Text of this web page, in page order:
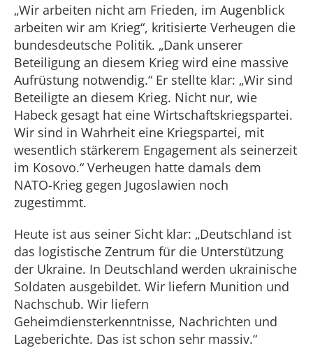
„Wir arbeiten nicht am Frieden, im Augenblick
arbeiten wir am Krieg“, kritisierte Verheugen die
bundesdeutsche Politik. „Dank unserer
Beteiligung an diesem Krieg wird eine massive
Aufrüstung notwendig.“ Er stellte klar: „Wir sind
Beteiligte an diesem Krieg. Nicht nur, wie
Habeck gesagt hat eine Wirtschaftskriegspartei.
Wir sind in Wahrheit eine Kriegspartei, mit
wesentlich stärkerem Engagement als seinerzeit
im Kosovo.“ Verheugen hatte damals dem
NATO-Krieg gegen Jugoslawien noch
zugestimmt.
Heute ist aus seiner Sicht klar: „Deutschland ist
das logistische Zentrum für die Unterstützung
der Ukraine. In Deutschland werden ukrainische
Soldaten ausgebildet. Wir liefern Munition und
Nachschub. Wir liefern
Geheimdiensterkenntnisse, Nachrichten und
Lageberichte. Das ist schon sehr massiv.“